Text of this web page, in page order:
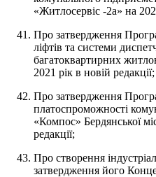
«Житлосервіс -2а» на
Про затвердження
ліфтів та системи
багатоквартирних
2021 рік в новій редакції;
Про затвердження
платоспроможності
«Компос» Бердянської
редакції;
Про створення
затвердження його